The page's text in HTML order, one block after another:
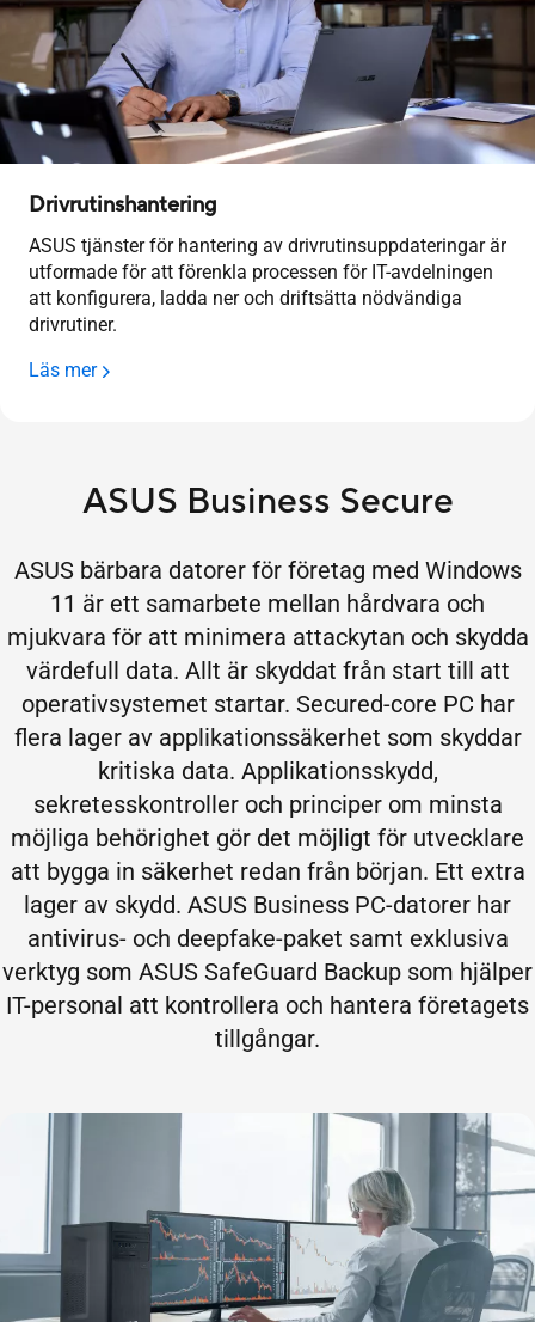
Drivrutinshantering
ASUS tjänster för hantering av drivrutinsuppdateringar är
utformade för att förenkla processen för IT-avdelningen
att konfigurera, ladda ner och driftsätta nödvändiga
drivrutiner.
Läs mer
ASUS Business Secure
ASUS bärbara datorer för företag med Windows
11 är ett samarbete mellan hårdvara och
mjukvara för att minimera attackytan och skydda
värdefull data. Allt är skyddat från start till att
operativsystemet startar. Secured-core PC har
flera lager av applikationssäkerhet som skyddar
kritiska data. Applikationsskydd,
sekretesskontroller och principer om minsta
möjliga behörighet gör det möjligt för utvecklare
att bygga in säkerhet redan från början. Ett extra
lager av skydd. ASUS Business PC-datorer har
antivirus- och deepfake-paket samt exklusiva
verktyg som ASUS SafeGuard Backup som hjälper
IT-personal att kontrollera och hantera företagets
tillgångar.